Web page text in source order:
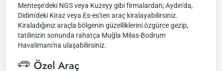
Menteşe'deki NGS veya Kuzeyy gibi firmalardan; Aydın'da,
Didim'deki Kiraz veya Es-es'ten araç kiralayabilirsiniz.
Kiraladığınız araçla bölgenin güzelliklerini özgürce gezip,
tatilinizin sonunda rahatça Muğla Milas-Bodrum
Havalimanı'na ulaşabilirsiniz.
Özel Araç